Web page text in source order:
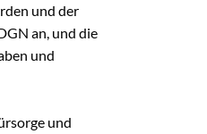
und der
an, und die
und
und